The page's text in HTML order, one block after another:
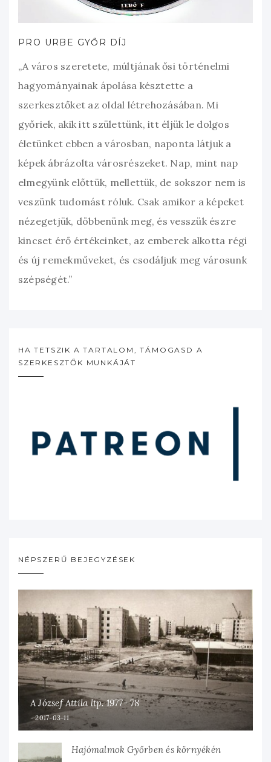
PRO URBE GYŐR DÍJ
„A város szeretete, múltjának ősi történelmi
hagyományainak ápolása késztette a
szerkesztőket az oldal létrehozásában. Mi
győriek, akik itt születtünk, itt éljük le dolgos
életünket ebben a városban, naponta látjuk a
képek ábrázolta városrészeket. Nap, mint nap
elmegyünk előttük, mellettük, de sokszor nem is
veszünk tudomást róluk. Csak amikor a képeket
nézegetjük, döbbenünk meg, és vesszük észre
kincset érő értékeinket, az emberek alkotta régi
és új remekműveket, és csodáljuk meg városunk
szépségét.”
HA TETSZIK A TARTALOM, TÁMOGASD A
SZERKESZTŐK MUNKÁJÁT
NÉPSZERŰ BEJEGYZÉSEK
A József Attila ltp. 1977- 78
2017-03-11
Hajómalmok Győrben és környékén